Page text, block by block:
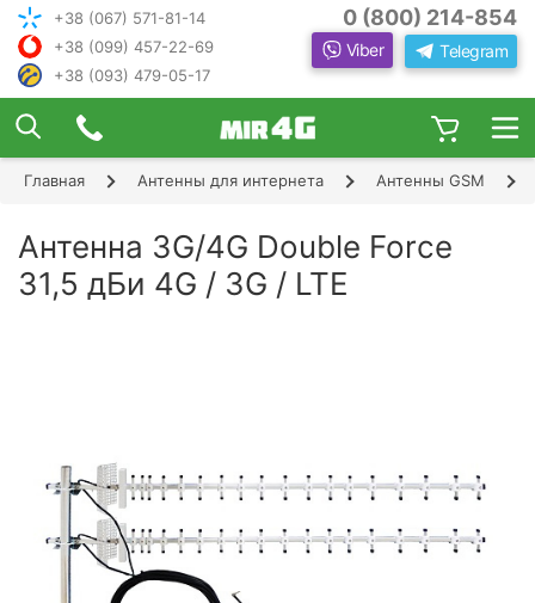
+38 (067) 571-81-14
+38 (099) 457-22-69
+38 (093) 479-05-17
0 (800) 214-854
Viber Telegram
Главная Антенны для интернета Антенны GSM
Антенна 3G/4G Double Force
31,5 дБи 4G / 3G / LTE
ПОДОБРАТЬ ИНТЕРНЕТ С ИН
ЖЕНЕРОМ-
КОНСУЛЬТАНТОМ
Чтобы выбрать лучшего оператора и
оборудование, ответьте, пожалуйста, на
следую
щие вопросы:
В каком населенном пункте Вы хотите
×
Шаг 1